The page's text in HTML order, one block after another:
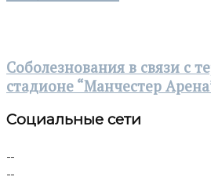
Cоболезнования в связи с
стадионе “Манчестер
Социальные сети